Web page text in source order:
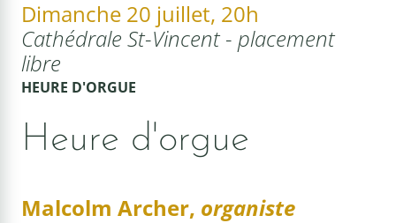
Dimanche 20 juillet, 20h
Cathédrale St-Vincent - placement
libre
HEURE D'ORGUE
Heure d'orgue
Malcolm Archer, organiste